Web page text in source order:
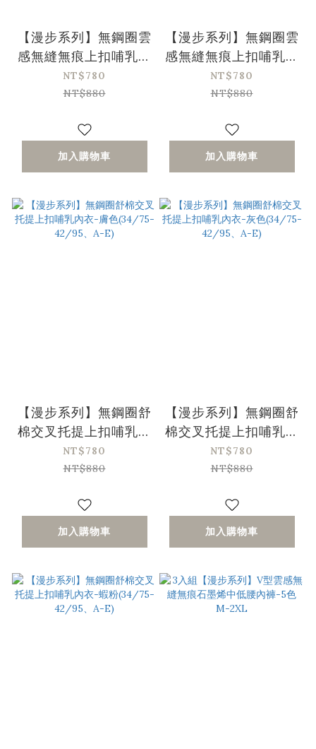
【漫步系列】無鋼圈雲
感無縫無痕上扣哺乳內
衣-膚色 (34/75-
42/95、A-E)
NT$780
NT$880
加入購物車
【漫步系列】無鋼圈雲
感無縫無痕上扣哺乳內
衣-紫色 (34/75-
42/95、A-E)
NT$780
NT$880
加入購物車
【漫步系列】無鋼圈舒
棉交叉托提上扣哺乳內
衣-膚色(34/75-
42/95、A-E)
NT$780
NT$880
加入購物車
【漫步系列】無鋼圈舒
棉交叉托提上扣哺乳內
衣-灰色(34/75-
42/95、A-E)
NT$780
NT$880
加入購物車